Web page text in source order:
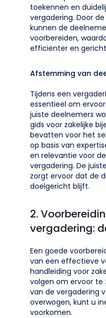
toekennen en
vergadering. Door
kunnen de
voorbereiden,
efficiënter en
Afstemming van
Tijdens een
essentieel om
juiste deelnemers
gids voor zakelijke
bevatten voor het
op basis van
en relevantie voor
vergadering. De
zorgt ervoor dat de
doelgericht blijft.
2.
vergadering:
Een goede
van een effectieve
handleiding voor
volgen om ervoor te
van de vergadering
overwogen, kunt u
voorkomen.